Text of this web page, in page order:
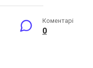
Коментарі
0